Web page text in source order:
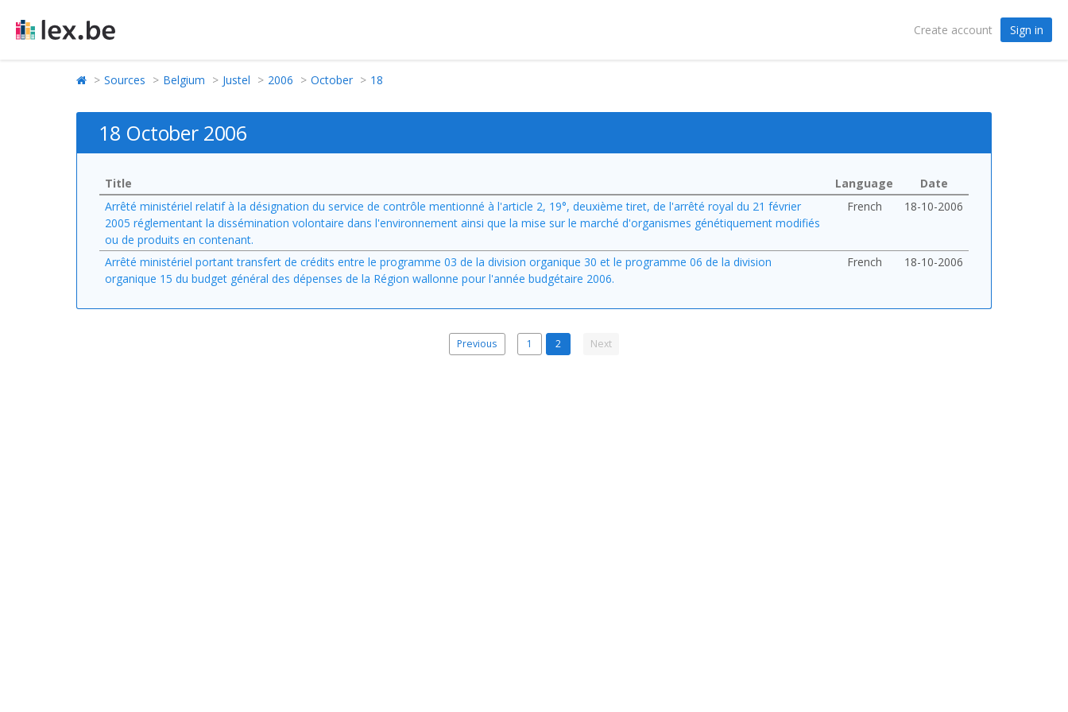
Create account Sign in
Sources Belgium Justel 2006 October 18
18 October 2006
Title Language
Date
Arrêté ministériel relatif à la désignation du service de contrôle mentionné à l'article 2, 19°, deuxième tiret, de l'arrêté royal du 21 février
2005 réglementant la dissémination volontaire dans l'environnement ainsi que la mise sur le marché d'organismes génétiquement modifiés
ou de produits en contenant.
French 18-10-2006
Arrêté ministériel portant transfert de crédits entre le programme 03 de la division organique 30 et le programme 06 de la division
organique 15 du budget général des dépenses de la Région wallonne pour l'année budgétaire 2006.
French 18-10-2006
Previous 1 2 Next